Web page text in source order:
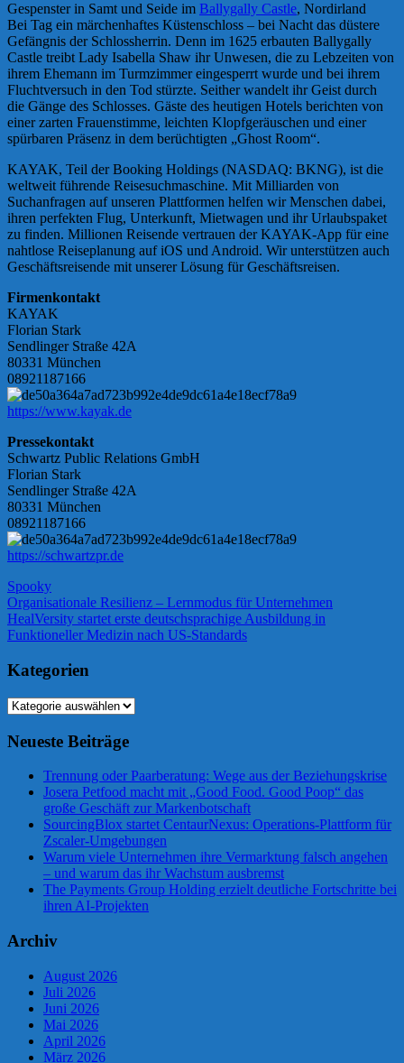
Gespenster in Samt und Seide im Ballygally Castle, Nordirland
Bei Tag ein märchenhaftes Küstenschloss – bei Nacht das düstere
Gefängnis der Schlossherrin. Denn im 1625 erbauten Ballygally
Castle treibt Lady Isabella Shaw ihr Unwesen, die zu Lebzeiten von
ihrem Ehemann im Turmzimmer eingesperrt wurde und bei ihrem
Fluchtversuch in den Tod stürzte. Seither wandelt ihr Geist durch
die Gänge des Schlosses. Gäste des heutigen Hotels berichten von
einer zarten Frauenstimme, leichten Klopfgeräuschen und einer
spürbaren Präsenz in dem berüchtigten „Ghost Room“.
KAYAK, Teil der Booking Holdings (NASDAQ: BKNG), ist die
weltweit führende Reisesuchmaschine. Mit Milliarden von
Suchanfragen auf unseren Plattformen helfen wir Menschen dabei,
ihren perfekten Flug, Unterkunft, Mietwagen und ihr Urlaubspaket
zu finden. Millionen Reisende vertrauen der KAYAK-App für eine
nahtlose Reiseplanung auf iOS und Android. Wir unterstützen auch
Geschäftsreisende mit unserer Lösung für Geschäftsreisen.
Firmenkontakt
KAYAK
Florian Stark
Sendlinger Straße 42A
80331 München
08921187166
https://www.kayak.de
Pressekontakt
Schwartz Public Relations GmbH
Florian Stark
Sendlinger Straße 42A
80331 München
08921187166
https://schwartzpr.de
Spooky
Beitragsnavigation
Vorheriger
Beitrag:
Organisationale Resilienz – Lernmodus für Unternehmen
Nächster
Beitrag:
HealVersity startet erste deutschsprachige Ausbildung in
Funktioneller Medizin nach US-Standards
Kategorien
Kategorien
Neueste Beiträge
Trennung oder Paarberatung: Wege aus der Beziehungskrise
Josera Petfood macht mit „Good Food. Good Poop“ das
große Geschäft zur Markenbotschaft
SourcingBlox startet CentaurNexus: Operations-Plattform für
Zscaler-Umgebungen
Warum viele Unternehmen ihre Vermarktung falsch angehen
– und warum das ihr Wachstum ausbremst
The Payments Group Holding erzielt deutliche Fortschritte bei
ihren AI-Projekten
Archiv
August 2026
Juli 2026
Juni 2026
Mai 2026
April 2026
März 2026